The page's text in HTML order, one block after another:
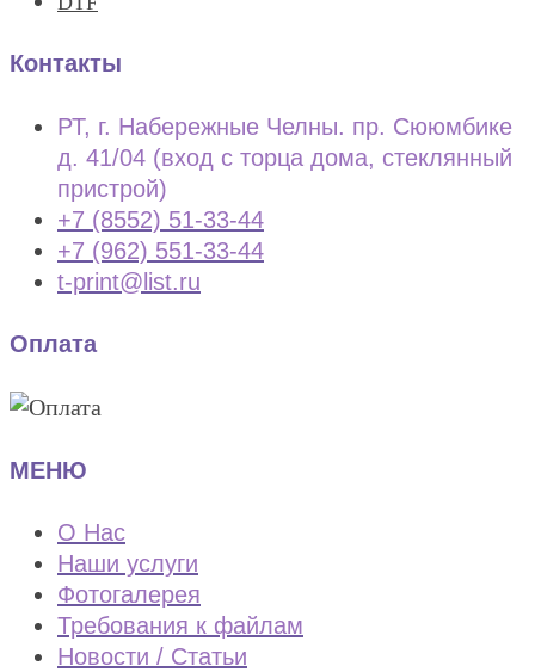
Контакты
РТ, г. Набережные Челны. пр. Сююмбике
д. 41/04 (вход с торца дома, стеклянный
пристрой)
+7 (8552) 51-33-44
+7 (962) 551-33-44
t-print@list.ru
Оплата
МЕНЮ
О Нас
Наши услуги
Фотогалерея
Требования к файлам
Новости / Статьи